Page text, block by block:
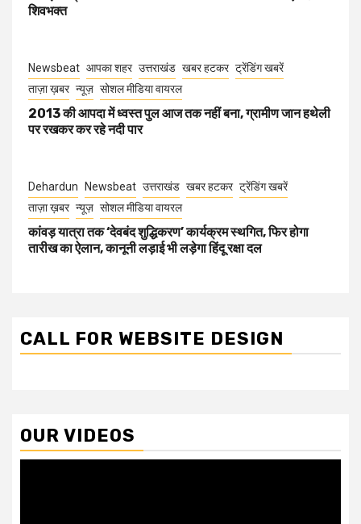
शिवभक्त
Newsbeat आपका शहर उत्तराखंड खबर हटकर ट्रेंडिंग खबरें
ताज़ा ख़बर न्यूज़ सोशल मीडिया वायरल
2013 की आपदा में ध्वस्त पुल आज तक नहीं बना, ग्रामीण जान हथेली
पर रखकर कर रहे नदी पार
Dehardun Newsbeat उत्तराखंड खबर हटकर ट्रेंडिंग खबरें
ताज़ा ख़बर न्यूज़ सोशल मीडिया वायरल
कांवड़ यात्रा तक ‘देवबंद शुद्धिकरण’ कार्यक्रम स्थगित, फिर होगा
तारीख का ऐलान, कानूनी लड़ाई भी लड़ेगा हिंदू रक्षा दल
CALL FOR WEBSITE DESIGN
OUR VIDEOS